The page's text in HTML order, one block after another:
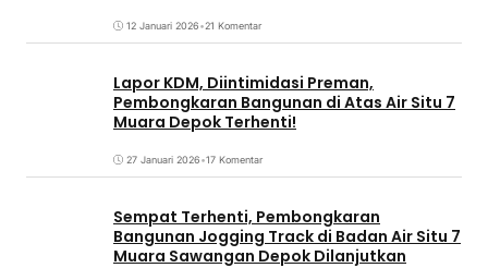
12 Januari 2026•21 Komentar
Lapor KDM, Diintimidasi Preman,
Pembongkaran Bangunan di Atas Air Situ 7
Muara Depok Terhenti!
27 Januari 2026•17 Komentar
Sempat Terhenti, Pembongkaran
Bangunan Jogging Track di Badan Air Situ 7
Muara Sawangan Depok Dilanjutkan